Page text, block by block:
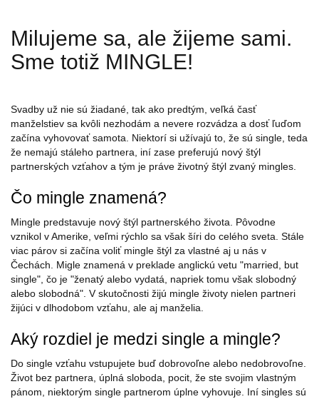
Milujeme sa, ale žijeme sami.
Sme totiž MINGLE!
Svadby už nie sú žiadané, tak ako predtým, veľká časť
manželstiev sa kvôli nezhodám a nevere rozvádza a dosť ľuďom
začína vyhovovať samota. Niektorí si užívajú to, že sú single, teda
že nemajú stáleho partnera, iní zase preferujú nový štýl
partnerských vzťahov a tým je práve životný štýl zvaný mingles.
Čo mingle znamená?
Mingle predstavuje nový štýl partnerského života. Pôvodne
vznikol v Amerike, veľmi rýchlo sa však šíri do celého sveta. Stále
viac párov si začína voliť mingle štýl za vlastné aj u nás v
Čechách. Migle znamená v preklade anglickú vetu "married, but
single", čo je "ženatý alebo vydatá, napriek tomu však slobodný
alebo slobodná". V skutočnosti žijú mingle životy nielen partneri
žijúci v dlhodobom vzťahu, ale aj manželia.
Aký rozdiel je medzi single a mingle?
Do single vzťahu vstupujete buď dobrovoľne alebo nedobrovoľne.
Život bez partnera, úplná sloboda, pocit, že ste svojim vlastným
pánom, niektorým single partnerom úplne vyhovuje. Iní singles sú